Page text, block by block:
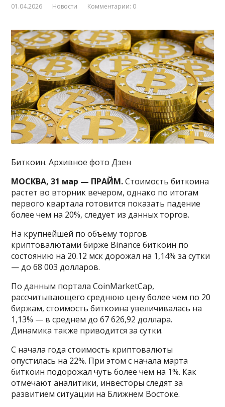
01.04.2026 Новости Комментарии: 0
Биткоин. Архивное фото Дзен
МОСКВА, 31 мар — ПРАЙМ.Стоимость биткоина
растет во вторник вечером, однако по итогам
первого квартала готовится показать падение
более чем на 20%, следует из данных торгов.
На крупнейшей по объему торгов
криптовалютами бирже Binance биткоин по
состоянию на 20.12 мск дорожал на 1,14% за сутки
— до 68 003 долларов.
По данным портала CoinMarketCap,
рассчитывающего среднюю цену более чем по 20
биржам, стоимость биткоина увеличивалась на
1,13% — в среднем до 67 626,92 доллара.
Динамика также приводится за сутки.
С начала года стоимость криптовалюты
опустилась на 22%. При этом с начала марта
биткоин подорожал чуть более чем на 1%. Как
отмечают аналитики, инвесторы следят за
развитием ситуации на Ближнем Востоке.